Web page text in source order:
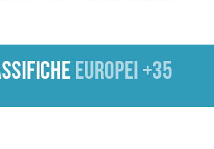
EUROPEI +35